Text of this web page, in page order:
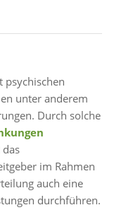
psychischen
unter anderem
Durch solche
im Rahmen
auch eine
durchführen.